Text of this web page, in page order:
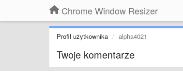
Chrome Window Resizer
Profil użytkownika alpha4021
Twoje komentarze